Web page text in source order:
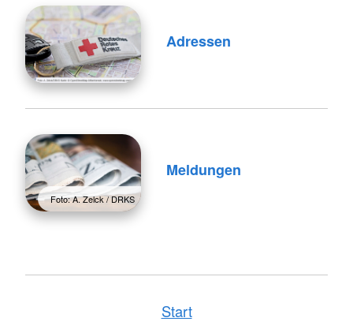
Adressen
Foto: A. Zelck / DRKS
Meldungen
Start